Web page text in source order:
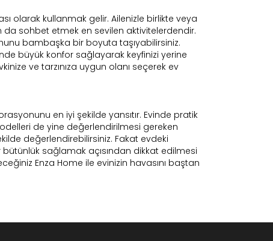
olarak kullanmak gelir. Ailenizle birlikte veya
sohbet etmek en sevilen aktivitelerdendir.
bambaşka bir boyuta taşıyabilirsiniz.
büyük konfor sağlayarak keyfinizi yerine
ve tarzınıza uygun olanı seçerek ev
en iyi şekilde yansıtır. Evinde pratik
de yine değerlendirilmesi gereken
değerlendirebilirsiniz. Fakat evdeki
sağlamak açısından dikkat edilmesi
Enza Home ile evinizin havasını baştan